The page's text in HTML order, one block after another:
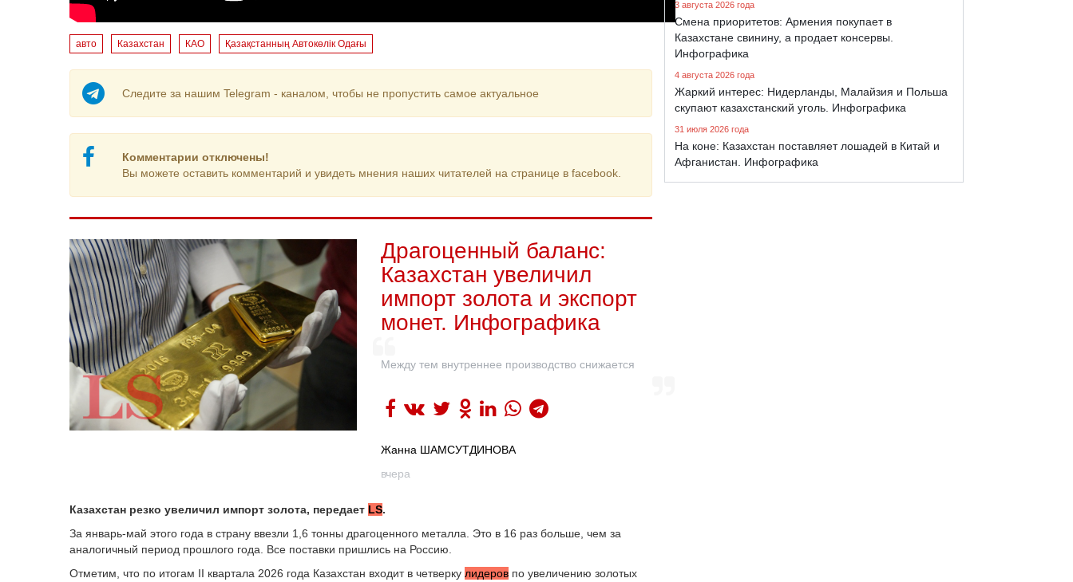
авто Казахстан КАО Қазақстанның Автокөлік Одағы
Следите за нашим Telegram - каналом, чтобы не пропустить самое актуальное
Комментарии отключены!
Вы можете оставить комментарий и увидеть мнения наших читателей на странице в facebook.
Драгоценный баланс:
Казахстан увеличил
импорт золота и экспорт
монет. Инфографика
Между тем внутреннее производство снижается
Жанна ШАМСУТДИНОВА
вчера
Казахстан резко увеличил импорт золота, передает LS.
За январь-май этого года в страну ввезли 1,6 тонны драгоценного металла. Это в 16 раз больше, чем за
аналогичный период прошлого года. Все поставки пришлись на Россию.
Отметим, что по итогам II квартала 2026 года Казахстан входит в четверку лидеров по увеличению золотых
3 августа 2026 года
Смена приоритетов: Армения покупает в
Казахстане свинину, а продает консервы.
Инфографика
4 августа 2026 года
Жаркий интерес: Нидерланды, Малайзия и Польша
скупают казахстанский уголь. Инфографика
31 июля 2026 года
На коне: Казахстан поставляет лошадей в Китай и
Афганистан. Инфографика